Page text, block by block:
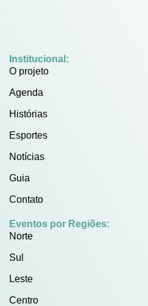
Institucional:
O projeto
Agenda
Histórias
Esportes
Notícias
Guia
Contato
Eventos por Regiões:
Norte
Sul
Leste
Centro